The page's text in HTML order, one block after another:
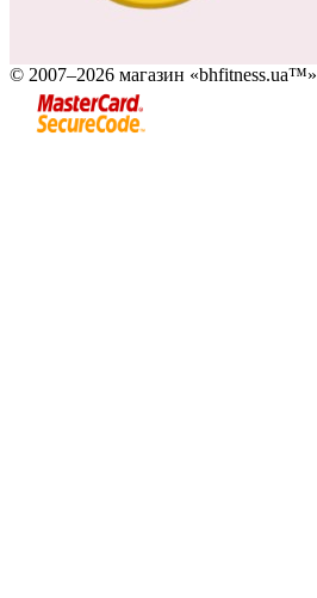
© 2007–2026 магазин «bhfitness.ua™»